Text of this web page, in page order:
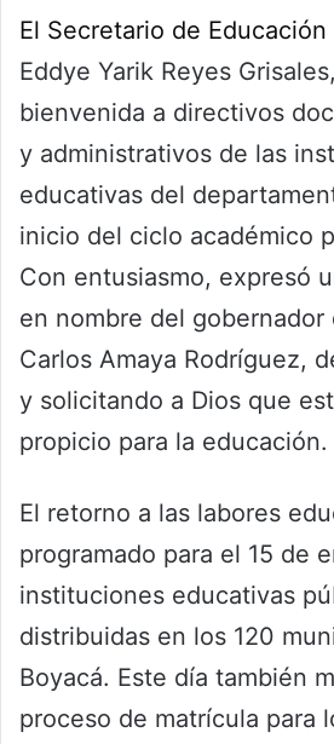
El Secretario de Educación
Eddye Yarik Reyes
bienvenida a directivos
y administrativos de las
educativas del
inicio del ciclo académico
Con entusiasmo, expresó
en nombre del gobernador
Carlos Amaya Rodríguez,
y solicitando a Dios que
propicio para la educación.
El retorno a las labores
programado para el 15 de
instituciones educativas
distribuidas en los 120
Boyacá. Este día también
proceso de matrícula para